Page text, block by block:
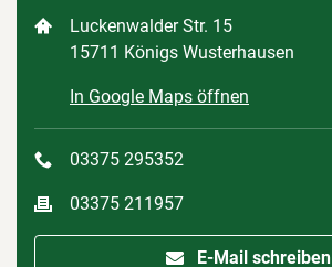
Luckenwalder Str. 15
15711 Königs Wusterhausen
In Google Maps öffnen
03375 295352
03375 211957
E-Mail schreiben